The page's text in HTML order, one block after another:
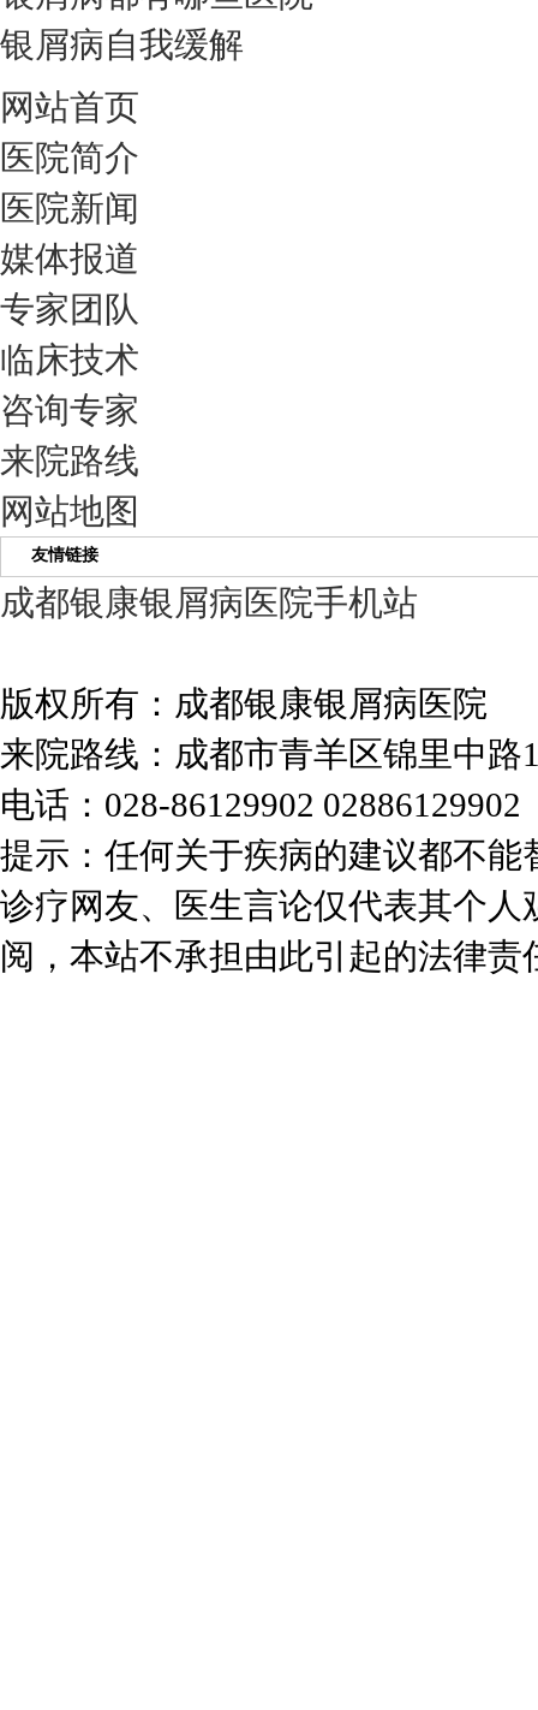
银屑病自我缓解
网站首页
医院简介
医院新闻
媒体报道
专家团队
临床技术
咨询专家
来院路线
网站地图
友情链接
成都银康银屑病医院手机站
版权所有：成都银康银屑病医院
来院路线：成都市青羊区锦里中
电话：028-86129902 02886129902
提示：任何关于疾病的建议都不
诊疗网友、医生言论仅代表其个
阅，本站不承担由此引起的法律责